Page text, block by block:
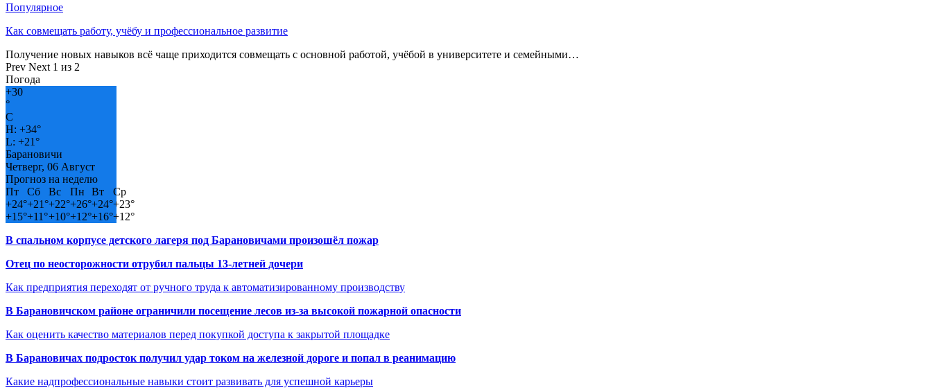
Популярное
Как совмещать работу, учёбу и профессиональное развитие
Получение новых навыков всё чаще приходится совмещать с основной работой, учёбой в университете и семейными…
Prev Next 1 из 2
Погода
+30
°
C
H: +34°
L: +21°
Барановичи
Четверг, 06 Август
Прогноз на неделю
Пт
Сб Вс Пн Вт
Ср
+24°+21°+22°+26°+24°+23°
+15°+11°+10°+12°+16°+12°
В спальном корпусе детского лагеря под Барановичами произошёл пожар
Отец по неосторожности отрубил пальцы 13-летней дочери
Как предприятия переходят от ручного труда к автоматизированному производству
В Барановичском районе ограничили посещение лесов из-за высокой пожарной опасности
Как оценить качество материалов перед покупкой доступа к закрытой площадке
В Барановичах подросток получил удар током на железной дороге и попал в реанимацию
Какие надпрофессиональные навыки стоит развивать для успешной карьеры